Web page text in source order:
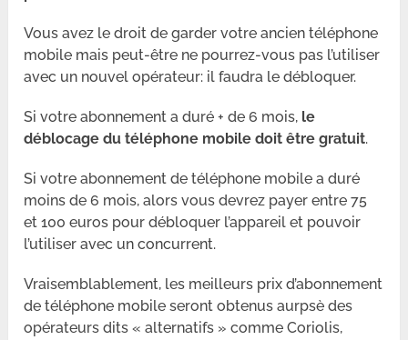
Vous avez le droit de garder votre ancien téléphone
mobile mais peut-être ne pourrez-vous pas l’utiliser
avec un nouvel opérateur: il faudra le débloquer.
Si votre abonnement a duré + de 6 mois, le
déblocage du téléphone mobile doit être gratuit.
Si votre abonnement de téléphone mobile a duré
moins de 6 mois, alors vous devrez payer entre 75
et 100 euros pour débloquer l’appareil et pouvoir
l’utiliser avec un concurrent.
Vraisemblablement, les meilleurs prix d’abonnement
de téléphone mobile seront obtenus aurpsè des
opérateurs dits « alternatifs » comme Coriolis,